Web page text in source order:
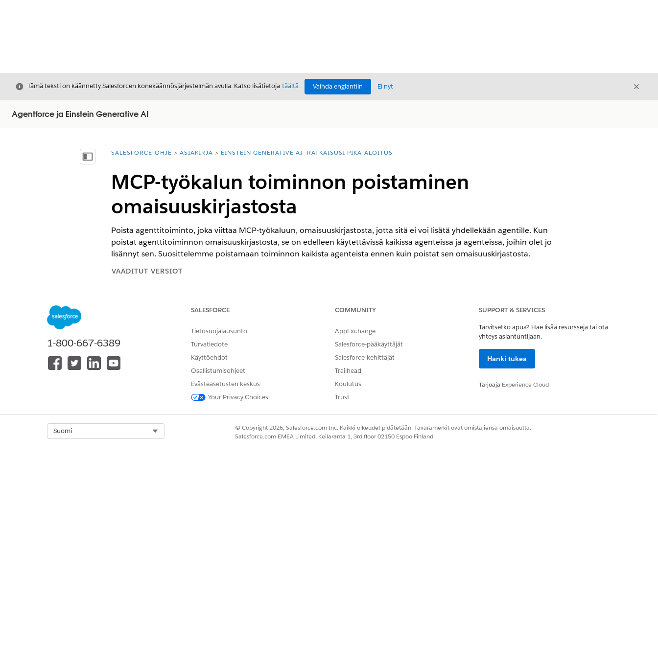
Sulje
Tämä teksti on käännetty Salesforcen konekäännösjärjestelmän avulla. Katso lisätietoja täältä. Vaihda englantiin Ei nyt Sulje
Agentforce ja Einstein Generative AI
Näytä sisällysluettelo
Olet tässä:
SALESFORCE-OHJE ASIAKIRJA EINSTEIN GENERATIVE AI -RATKAISUSI PIKA-ALOITUS
MCP-työkalun toiminnon poistaminen
omaisuuskirjastosta
Poista agenttitoiminto, joka viittaa MCP-työkaluun, omaisuuskirjastosta, jotta sitä ei voi lisätä yhdellekään agentille. Kun
poistat agenttitoiminnon omaisuuskirjastosta, se on edelleen käytettävissä kaikissa agenteissa ja agenteissa, joihin olet jo
lisännyt sen. Suosittelemme poistamaan toiminnon kaikista agenteista ennen kuin poistat sen omaisuuskirjastosta.
VAADITUT VERSIOT
Enterprise Edition-,Performance Edition Unlimited Edition- jaDeveloper Edition
Pakolliset lisäosalisenssit
TARVITTAVAT KÄYTTÖOIKEUDET
Agenttien toimintojen hallinta: AI-agenttien hallintaoikeus JA agenttityyppisivaaditut
käyttöoikeudet
Napsauta Toiminnot-välilehdestä alasvetovalikkoa poistettavan toiminnon vierestä ja valitse sitten
Jos haluat lisätä MCP-työkalun toiminnon takaisin omaisuuskirjastoon,poista siihen liittyvä palvelimen rekisteröinti.
Rekisteröi palvelin uudelleen ja salli MCP-työkalut,joita haluat agenttien voivan käyttää.
1-800-667-6389
SALESFORCE
Tietosuojalausunto
Turvatiedote
Käyttöehdot
Osallistumisohjeet
Evästeasetusten keskus
Your Privacy Choices
COMMUNITY
AppExchange
Salesforce-pääkäyttäjät
Salesforce-kehittäjät
Trailhead
Koulutus
Trust
SUPPORT & SERVICES
Tarvitsetko apua? Hae lisää resursseja tai ota
yhteys asiantuntijaan.
Hanki tukea
Tarjoaja Experience Cloud
Suomi
© Copyright 2026, Salesforce.com Inc. Kaikki oikeudet pidätetään. Tavaramerkit ovat omistajiensa omaisuutta.
Salesforce.com EMEA Limited, Keilaranta 1, 3rd floor 02150 Espoo Finland